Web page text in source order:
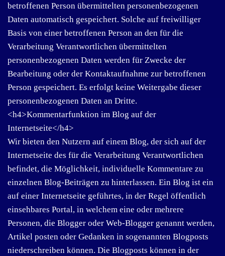
betroffenen Person übermittelten personenbezogenen
Daten automatisch gespeichert. Solche auf freiwilliger
Basis von einer betroffenen Person an den für die
Verarbeitung Verantwortlichen übermittelten
personenbezogenen Daten werden für Zwecke der
Bearbeitung oder der Kontaktaufnahme zur betroffenen
Person gespeichert. Es erfolgt keine Weitergabe dieser
personenbezogenen Daten an Dritte.
<h4>Kommentarfunktion im Blog auf der
Internetseite</h4>
Wir bieten den Nutzern auf einem Blog, der sich auf der
Internetseite des für die Verarbeitung Verantwortlichen
befindet, die Möglichkeit, individuelle Kommentare zu
einzelnen Blog-Beiträgen zu hinterlassen. Ein Blog ist ein
auf einer Internetseite geführtes, in der Regel öffentlich
einsehbares Portal, in welchem eine oder mehrere
Personen, die Blogger oder Web-Blogger genannt werden,
Artikel posten oder Gedanken in sogenannten Blogposts
niederschreiben können. Die Blogposts können in der